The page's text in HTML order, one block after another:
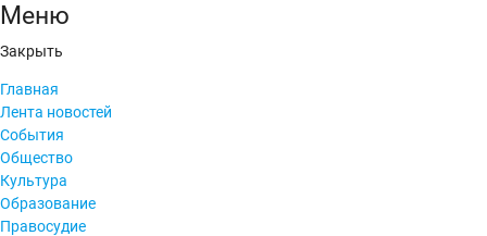
Меню
Закрыть
Главная
Лента новостей
События
Общество
Культура
Образование
Правосудие